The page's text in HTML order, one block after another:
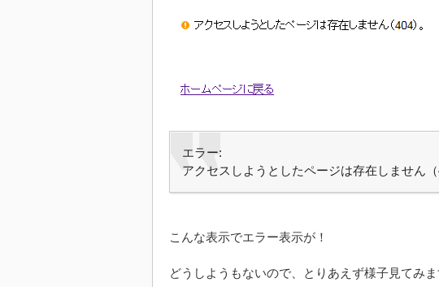
エラー:
アクセスしようとしたページは存在しません（
こんな表示でエラー表示が！
どうしようもないので、とりあえず様子見てみま